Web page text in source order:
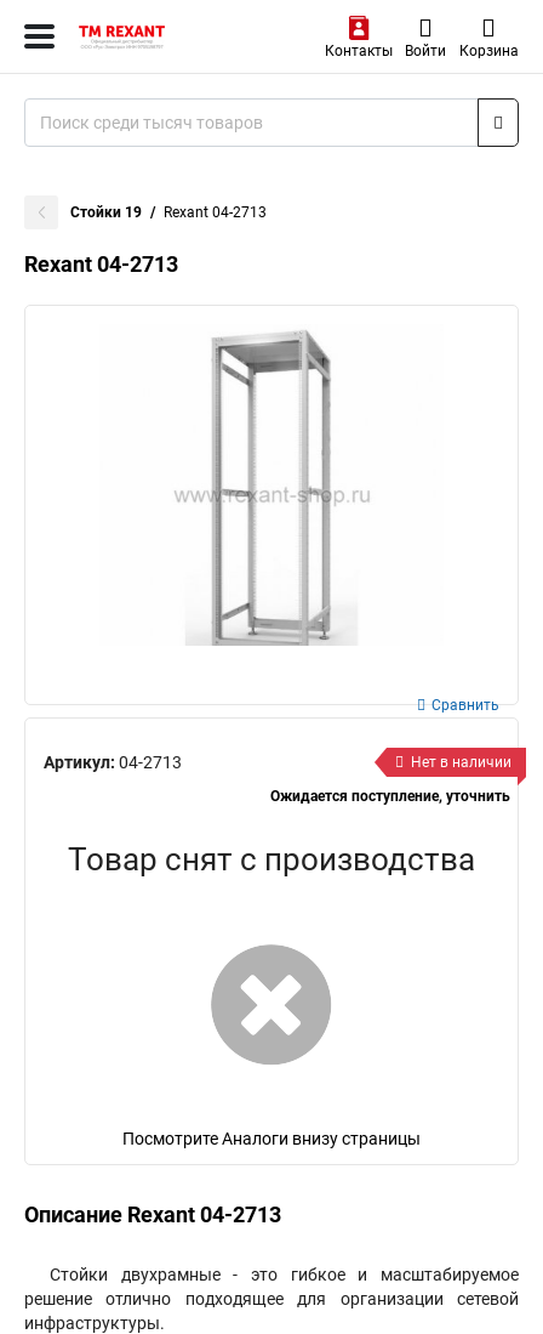
Контакты Войти Корзина
Стойки 19 Rexant 04-2713
Rexant 04-2713
Артикул: 04-2713
Сравнить
Нет в наличии
Ожидается поступление, уточнить
Товар снят с производства
Посмотрите Аналоги внизу страницы
Описание Rexant 04-2713
Стойки двухрамные - это гибкое и масштабируемое
решение отлично подходящее для организации сетевой
инфраструктуры.